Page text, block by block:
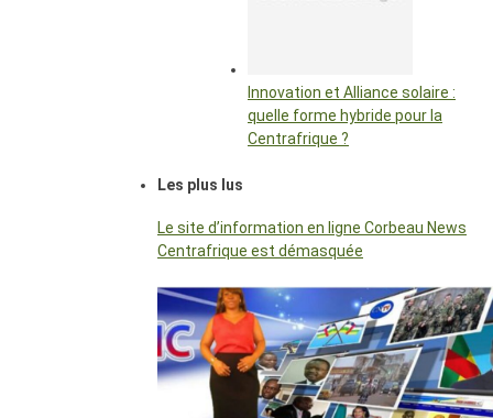
Innovation et Alliance solaire :
quelle forme hybride pour la
Centrafrique ?
Les plus lus
Le site d’information en ligne Corbeau News
Centrafrique est démasquée